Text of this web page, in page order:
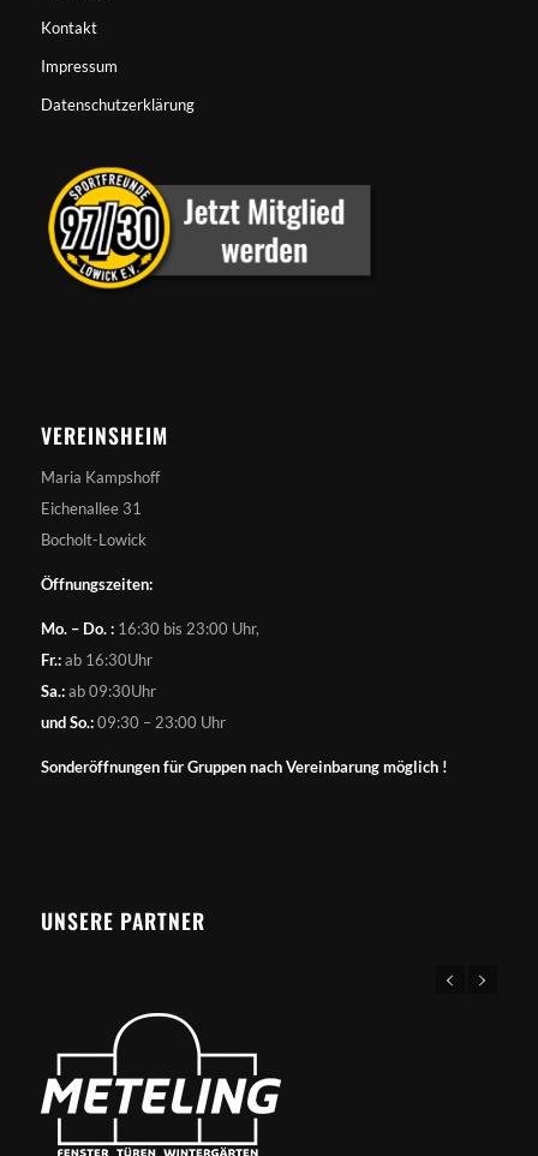
Kontakt
Impressum
Datenschutzerklärung
VEREINSHEIM
Maria Kampshoff
Eichenallee 31
Bocholt-Lowick
Öffnungszeiten:
Mo. – Do. :16:30 bis 23:00 Uhr,
Fr.:ab 16:30Uhr
Sa.:ab 09:30Uhr
und So.:09:30 – 23:00 Uhr
Sonderöffnungen für Gruppen nach Vereinbarung möglich !
UNSERE PARTNER